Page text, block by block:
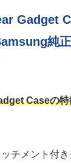
Gadget
純
Caseの特
チメント付